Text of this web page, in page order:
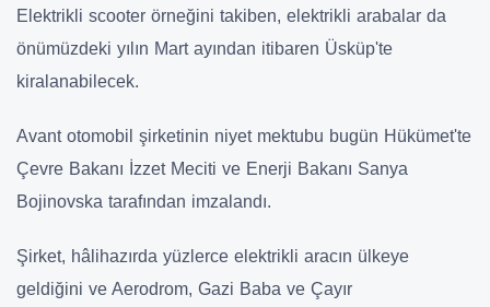
Elektrikli scooter örneğini takiben, elektrikli arabalar da
önümüzdeki yılın Mart ayından itibaren Üsküp'te
kiralanabilecek.
Avant otomobil şirketinin niyet mektubu bugün Hükümet'te
Çevre Bakanı İzzet Meciti ve Enerji Bakanı Sanya
Bojinovska tarafından imzalandı.
Şirket, hâlihazırda yüzlerce elektrikli aracın ülkeye
geldiğini ve Aerodrom, Gazi Baba ve Çayır